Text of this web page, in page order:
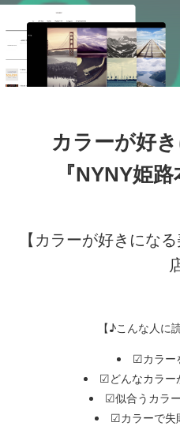
カラーが好
『NYNY姫
【カラーが好きにな
【♪こんな人に
☑カラー
☑どんなカラー
☑似合うカラ
☑カラーで失